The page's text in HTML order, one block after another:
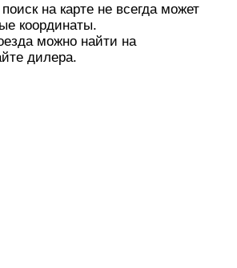
на карте не всегда может
координаты.
можно найти на
дилера.